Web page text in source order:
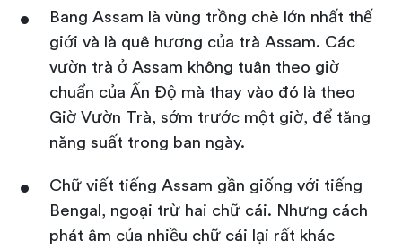
Bang Assam là vùng trồng chè lớn nhất thế
giới và là quê hương của trà Assam. Các
vườn trà ở Assam không tuân theo giờ
chuẩn của Ấn Độ mà thay vào đó là theo
Giờ Vườn Trà, sớm trước một giờ, để tăng
năng suất trong ban ngày.
Chữ viết tiếng Assam gần giống với tiếng
Bengal, ngoại trừ hai chữ cái. Nhưng cách
phát âm của nhiều chữ cái lại rất khác